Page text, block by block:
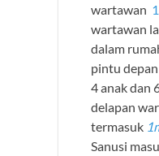
wartawan
wartawan
dalam
pintu
4 anak dan
delapan
termasuk
Sanusi